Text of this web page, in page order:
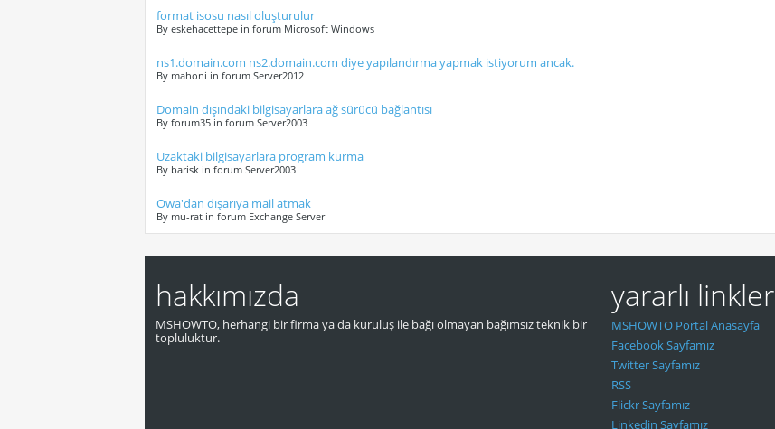
format isosu nasıl oluşturulur
By eskehacettepe in forum Microsoft Windows
ns1.domain.com ns2.domain.com diye yapılandırma yapmak istiyorum ancak.
By mahoni in forum Server2012
Domain dışındaki bilgisayarlara ağ sürücü bağlantısı
By forum35 in forum Server2003
Uzaktaki bilgisayarlara program kurma
By barisk in forum Server2003
Owa'dan dışarıya mail atmak
By mu-rat in forum Exchange Server
hakkımızda
MSHOWTO, herhangi bir firma ya da kuruluş ile bağı olmayan bağımsız teknik bir
topluluktur.
yararlı linkler
MSHOWTO Portal Anasayfa
Facebook Sayfamız
Twitter Sayfamız
RSS
Flickr Sayfamız
Linkedin Sayfamız